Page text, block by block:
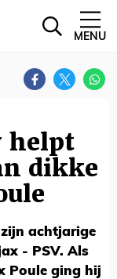
MENU
helpt
dikke
zijn achtjarige
- PSV. Als
Poule ging hij